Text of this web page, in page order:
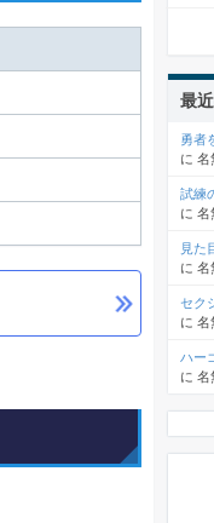
最
勇者
に 名
試練
に 名
見た
に 名
セク
に 名
ハー
に 名